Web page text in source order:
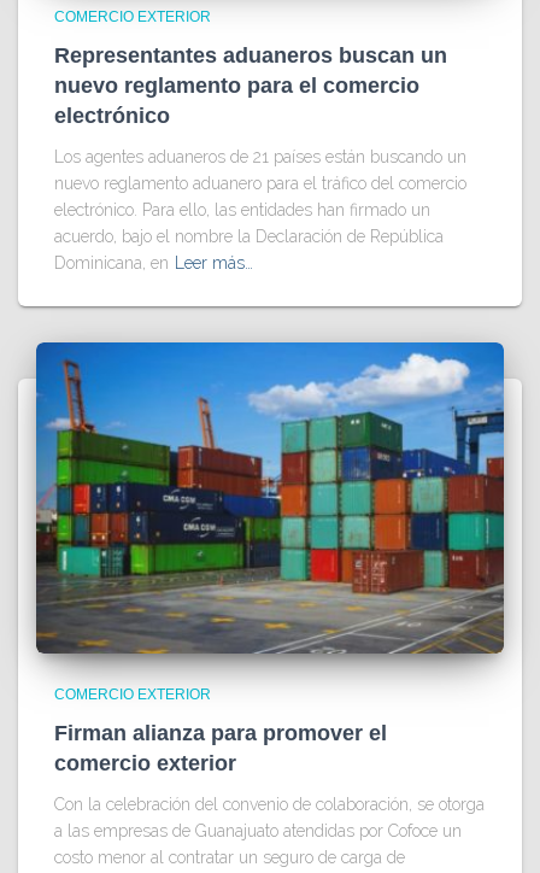
COMERCIO EXTERIOR
Representantes aduaneros buscan un
nuevo reglamento para el comercio
electrónico
Los agentes aduaneros de 21 países están buscando un
nuevo reglamento aduanero para el tráfico del comercio
electrónico. Para ello, las entidades han firmado un
acuerdo, bajo el nombre la Declaración de República
Dominicana, en
Leer más…
COMERCIO EXTERIOR
Firman alianza para promover el
comercio exterior
Con la celebración del convenio de colaboración, se otorga
a las empresas de Guanajuato atendidas por Cofoce un
costo menor al contratar un seguro de carga de